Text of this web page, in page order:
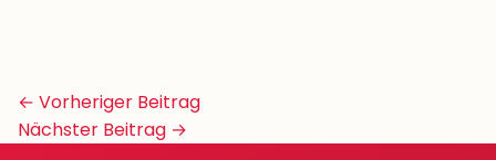
Beitrags-
Navigation
← Vorheriger Beitrag
Nächster Beitrag →